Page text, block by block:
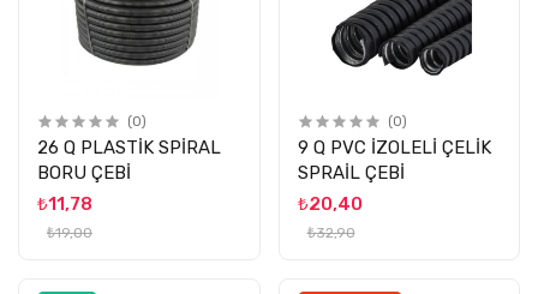
(0)
26 Q PLASTİK SPİRAL
BORU ÇEBİ
₺11,78
₺19,00
(0)
9 Q PVC İZOLELİ ÇELİK
SPRAİL ÇEBİ
₺20,40
₺32,90